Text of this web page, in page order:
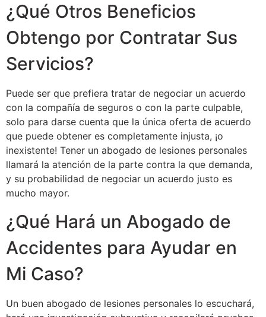
¿Qué Otros Beneficios
Obtengo por Contratar Sus
Servicios?
Puede ser que prefiera tratar de negociar un acuerdo
con la compañía de seguros o con la parte culpable,
solo para darse cuenta que la única oferta de acuerdo
que puede obtener es completamente injusta, ¡o
inexistente! Tener un abogado de lesiones personales
llamará la atención de la parte contra la que demanda,
y ​​su probabilidad de negociar un acuerdo justo es
mucho mayor.
¿Qué Hará un Abogado de
Accidentes para Ayudar en
Mi Caso?
Un buen abogado de lesiones personales lo escuchará,